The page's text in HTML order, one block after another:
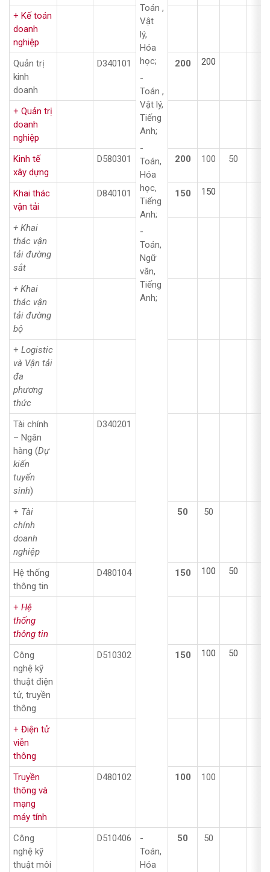
Toán ,
Vật
lý,
Hóa
học;
-
Toán ,
Vật lý,
Tiếng
Anh;
-
Toán,
Hóa
học,
Tiếng
Anh;
-
Toán,
Ngữ
văn,
Tiếng
Anh;
+ Kế toán
doanh
nghiệp
Quản trị
kinh
doanh
D340101 200 200
+ Quản trị
doanh
nghiệp
Kinh tế
xây dựng
D580301 200 100 50
Khai thác
vận tải
D840101 150 150
+ Khai
thác vận
tải đường
sắt
+ Khai
thác vận
tải đường
bộ
+ Logistic
và Vận tải
đa
phương
thức
Tài chính
– Ngân
hàng (Dự
kiến
tuyển
sinh)
D340201
+ Tài
chính
doanh
nghiệp
50 50
Hệ thống
thông tin
D480104 150 100 50
+ Hệ
thống
thông tin
Công
nghệ kỹ
thuật điện
tử, truyền
thông
D510302 150 100 50
+ Điện tử
viễn
thông
Truyền
thông và
mạng
máy tính
D480102 100 100
Công
nghệ kỹ
thuật môi
D510406
-
Toán,
Hóa
50 50